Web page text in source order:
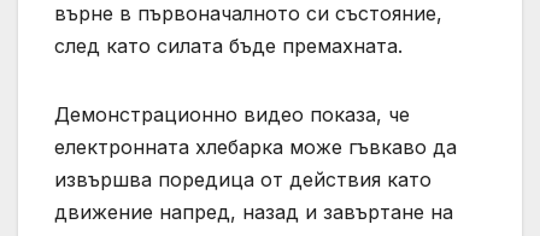
върне в първоначалното си състояние,
след като силата бъде премахната.
Демонстрационно видео показа, че
електронната хлебарка може гъвкаво да
извършва поредица от действия като
движение напред, назад и завъртане на